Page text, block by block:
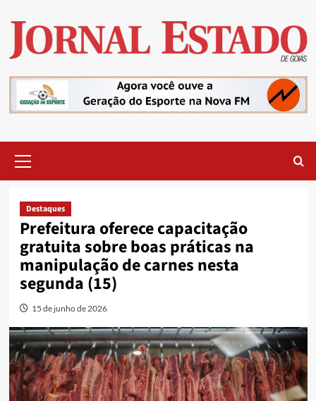
content
Menu
Destaques
Prefeitura oferece capacitação
gratuita sobre boas práticas na
manipulação de carnes nesta
segunda (15)
15 de junho de 2026